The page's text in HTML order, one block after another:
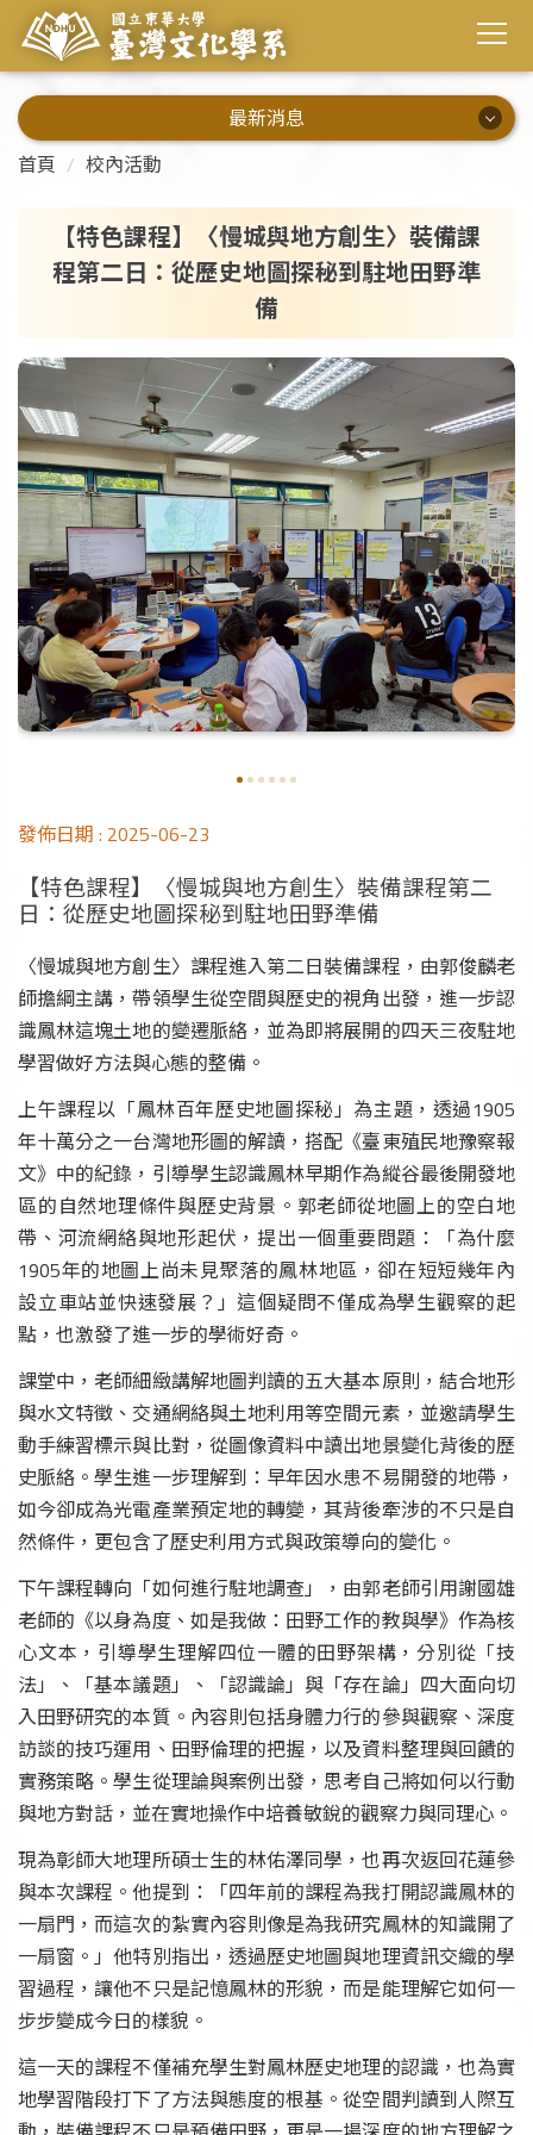
最新消息
最新消息
系所公告
演講資訊
校內活動
校外活動
畢業出路
首頁 校內活動
【特色課程】〈慢城與地方創生〉裝備課
程第二日：從歷史地圖探秘到駐地田野準
備
發佈日期 : 2025-06-23
【特色課程】〈慢城與地方創生〉裝備課程第二
日：從歷史地圖探秘到駐地田野準備
〈慢城與地方創生〉課程進入第二日裝備課程，由郭俊麟老
師擔綱主講，帶領學生從空間與歷史的視角出發，進一步認
識鳳林這塊土地的變遷脈絡，並為即將展開的四天三夜駐地
學習做好方法與心態的整備。
上午課程以「鳳林百年歷史地圖探秘」為主題，透過1905
年十萬分之一台灣地形圖的解讀，搭配《臺東殖民地豫察報
文》中的紀錄，引導學生認識鳳林早期作為縱谷最後開發地
區的自然地理條件與歷史背景。郭老師從地圖上的空白地
帶、河流網絡與地形起伏，提出一個重要問題：「為什麼
1905年的地圖上尚未見聚落的鳳林地區，卻在短短幾年內
設立車站並快速發展？」這個疑問不僅成為學生觀察的起
點，也激發了進一步的學術好奇。
課堂中，老師細緻講解地圖判讀的五大基本原則，結合地形
與水文特徵、交通網絡與土地利用等空間元素，並邀請學生
動手練習標示與比對，從圖像資料中讀出地景變化背後的歷
史脈絡。學生進一步理解到：早年因水患不易開發的地帶，
如今卻成為光電產業預定地的轉變，其背後牽涉的不只是自
然條件，更包含了歷史利用方式與政策導向的變化。
下午課程轉向「如何進行駐地調查」，由郭老師引用謝國雄
老師的《以身為度、如是我做：田野工作的教與學》作為核
心文本，引導學生理解四位一體的田野架構，分別從「技
法」、「基本議題」、「認識論」與「存在論」四大面向切
入田野研究的本質。內容則包括身體力行的參與觀察、深度
訪談的技巧運用、田野倫理的把握，以及資料整理與回饋的
實務策略。學生從理論與案例出發，思考自己將如何以行動
與地方對話，並在實地操作中培養敏銳的觀察力與同理心。
現為彰師大地理所碩士生的林佑澤同學，也再次返回花蓮參
與本次課程。他提到：「四年前的課程為我打開認識鳳林的
一扇門，而這次的紮實內容則像是為我研究鳳林的知識開了
一扇窗。」他特別指出，透過歷史地圖與地理資訊交織的學
習過程，讓他不只是記憶鳳林的形貌，而是能理解它如何一
步步變成今日的樣貌。
這一天的課程不僅補充學生對鳳林歷史地理的認識，也為實
地學習階段打下了方法與態度的根基。從空間判讀到人際互